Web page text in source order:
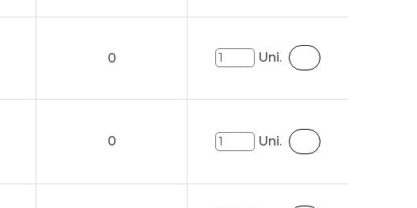
0 Uni.
0 Uni.